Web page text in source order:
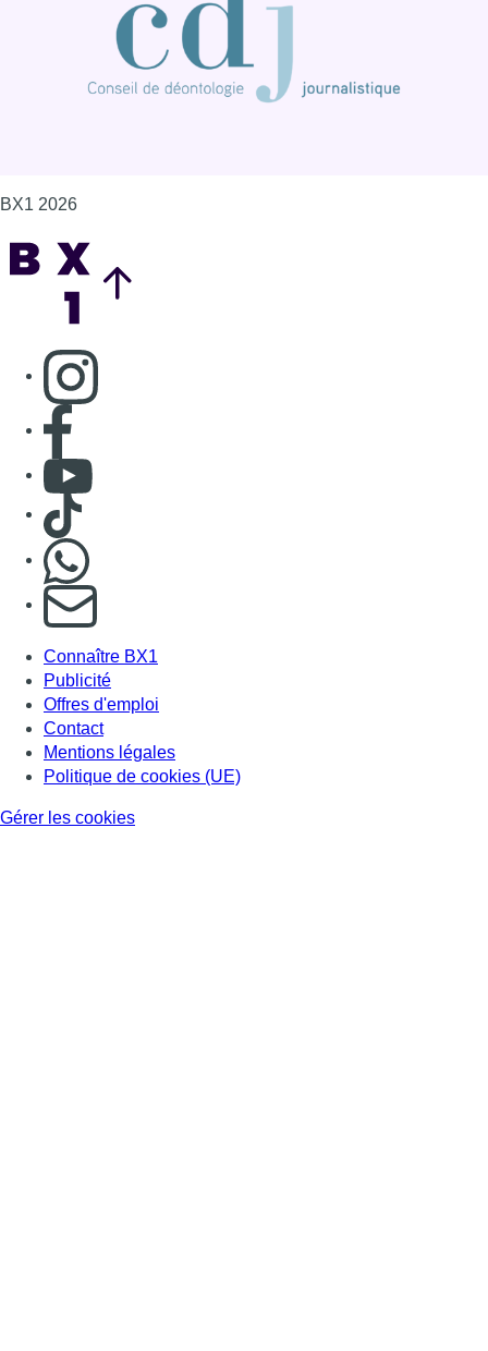
BX1 2026
Consulter page Instagram
Consulter page Facebook
Consulter Youtube
Consulter TikTok
S'abonner à notre newsletter
Connaître BX1
Publicité
Offres d'emploi
Contact
Mentions légales
Politique de cookies (UE)
Gérer les cookies